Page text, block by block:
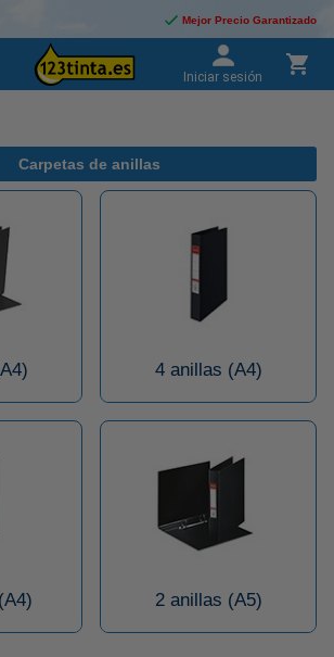
Mejor Precio Garantizado
Iniciar sesión
Carpetas de anillas
4 anillas (A4)
2 anillas (A5)